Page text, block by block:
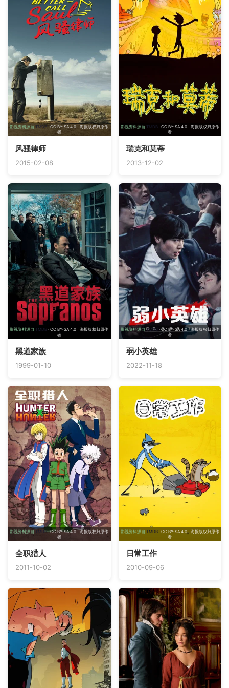
影视资料源自TMDB· CC BY-SA 4.0 | 海报版权归原作
者
风骚律师
2015-02-08
影视资料源自 TMDB· CC BY-SA 4.0 | 海报版权归原作
者
瑞克和莫蒂
2013-12-02
影视资料源自 TMDB · CC BY-SA 4.0 | 海报版权归原作
者
黑道家族
1999-01-10
影视资料源自TMDB · CC BY-SA 4.0 | 海报版权归原作
者
弱小英雄
2022-11-18
影视资料源自 TMDB· CC BY-SA 4.0 | 海报版权归原作
者
全职猎人
2011-10-02
影视资料源自 TMDB· CC BY-SA 4.0 | 海报版权归原作
者
日常工作
2010-09-06